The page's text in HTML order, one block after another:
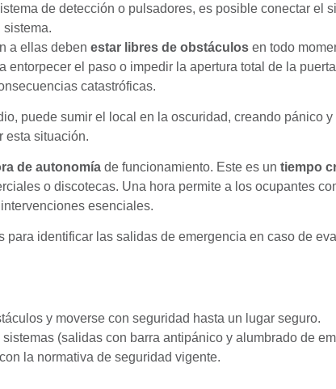
de detección o pulsadores, es posible conectar el
a ellas deben estar libres de obstáculos en todo
el paso o impedir la apertura total de la
catastróficas.
puede sumir el local en la oscuridad, creando pánico
esta situación.
de autonomía de funcionamiento. Este es un tiempo
o discotecas. Una hora permite a los ocupantes
esenciales.
y moverse con seguridad hasta un lugar seguro.
(salidas con barra antipánico y alumbrado de
la normativa de seguridad vigente.